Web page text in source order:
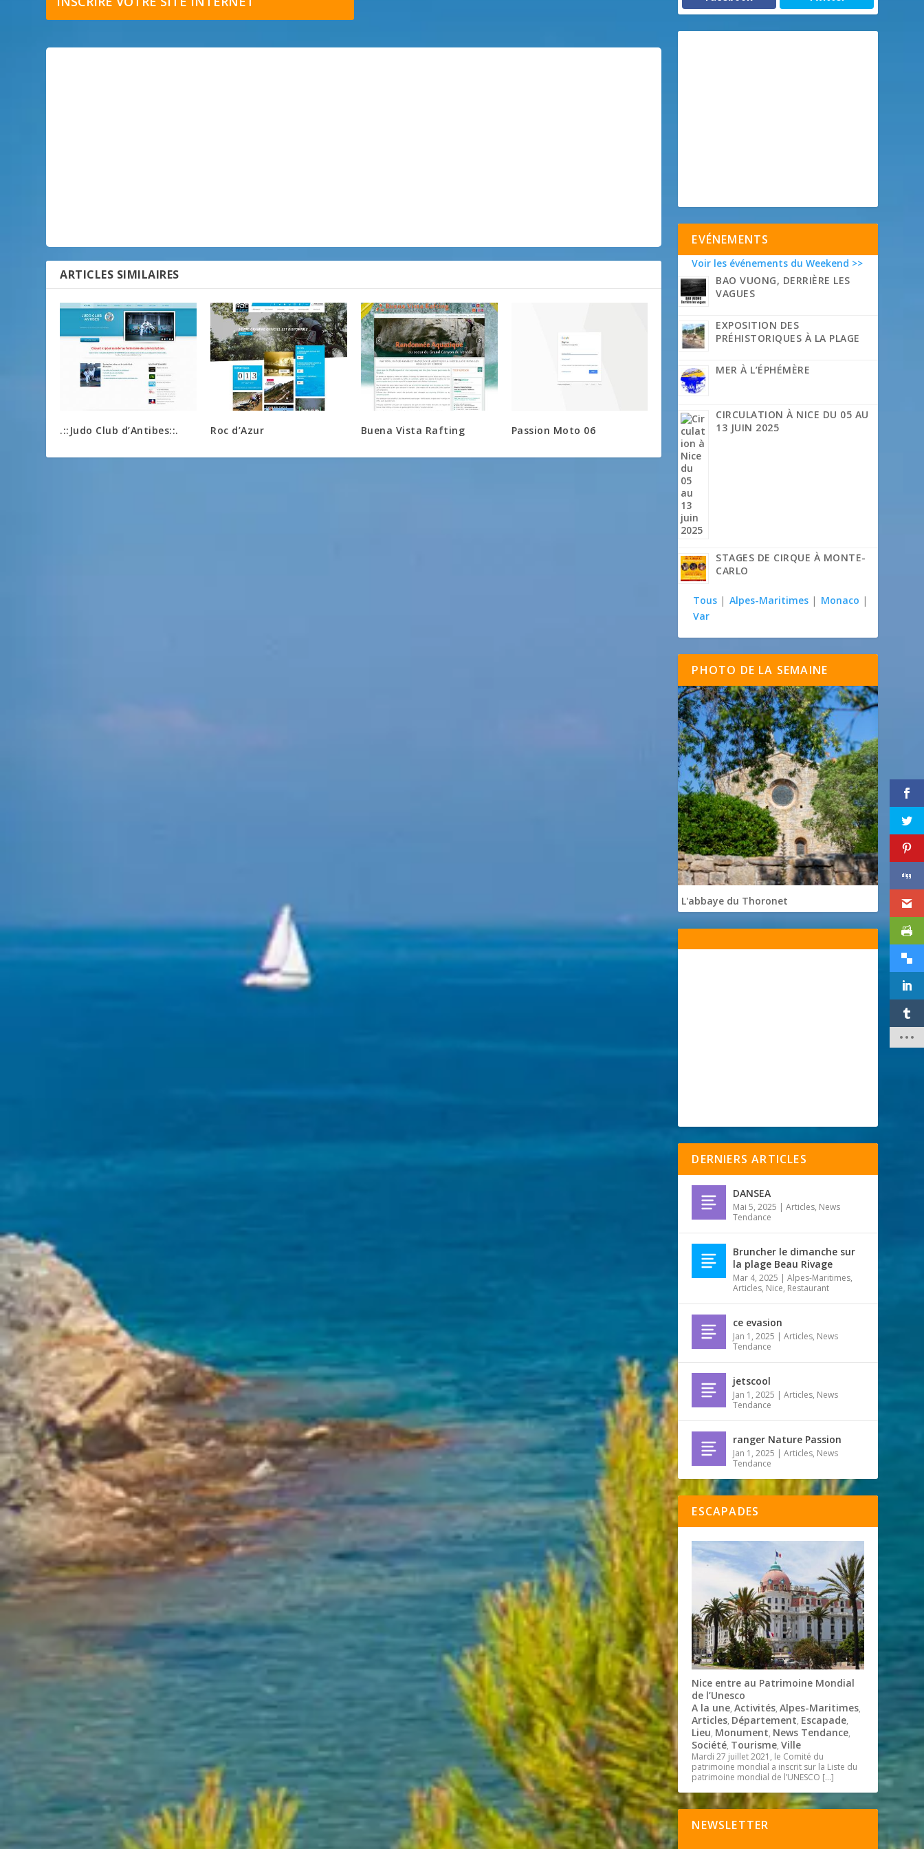
ARTICLES SIMILAIRES
.::Judo Club d’Antibes::. Roc d’Azur Buena Vista Rafting Passion Moto 06
EVÉNEMENTS
Voir les événements du Weekend >>
BAO VUONG, DERRIÈRE LES
VAGUES
EXPOSITION DES
PRÉHISTORIQUES À LA PLAGE
MER À L’ÉPHÉMÈRE
CIRCULATION À NICE DU 05 AU
13 JUIN 2025
STAGES DE CIRQUE À MONTE-
CARLO
Tous | Alpes-Maritimes | Monaco |
Var
PHOTO DE LA SEMAINE
L'abbaye du Thoronet
DERNIERS ARTICLES
DANSEA
Mai 5, 2025 |Articles, News
Tendance
Bruncher le dimanche sur
la plage Beau Rivage
Mar 4, 2025 |Alpes-Maritimes,
Articles, Nice, Restaurant
ce evasion
Jan 1, 2025 |Articles, News
Tendance
jetscool
Jan 1, 2025 |Articles, News
Tendance
ranger Nature Passion
Jan 1, 2025 |Articles, News
Tendance
ESCAPADES
Nice entre au Patrimoine Mondial
de l’Unesco
A la une,Activités,Alpes-Maritimes,
Articles, Département, Escapade,
Lieu, Monument, News Tendance,
Société, Tourisme,Ville
Mardi 27 juillet 2021, le Comité du
patrimoine mondial a inscrit sur la Liste du
patrimoine mondial de l’UNESCO […]
NEWSLETTER